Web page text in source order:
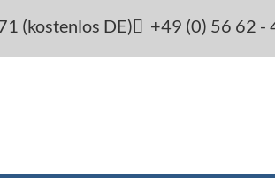
(kostenlos DE) +49 (0) 56 62 -